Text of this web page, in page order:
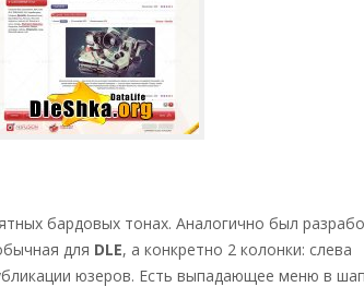
бардовых тонах. Аналогично был
для DLE, а конкретно 2 колонки: слева
юзеров. Есть выпадающее меню в